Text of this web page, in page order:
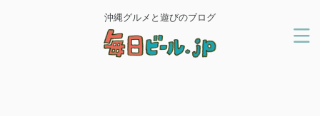
沖縄グルメと遊びのブログ